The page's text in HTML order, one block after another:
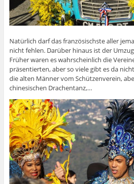
Natürlich darf das französischste aller
nicht fehlen. Darüber hinaus ist der
Früher waren es wahrscheinlich die
präsentierten, aber so viele gibt es da
die alten Männer vom Schützenverein,
chinesischen Drachentanz,…